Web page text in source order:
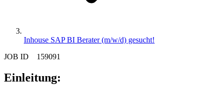
Inhouse SAP BI Berater (m/w/d) gesucht!
JOB ID 159091
Einleitung: